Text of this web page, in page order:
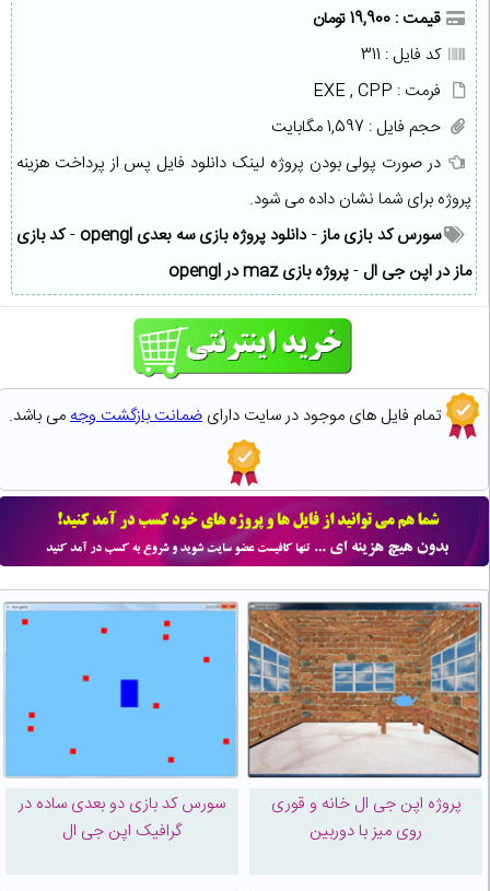
قیمت : 19,900 تومان
کد فایل : 311
فرمت : EXE , CPP
حجم فایل : 1,597 مگابایت
در صورت پولی بودن پروژه لینک دانلود فایل پس از پرداخت هزینه
پروژه برای شما نشان داده می شود.
سورس کد بازی ماز-دانلود پروژه بازی سه بعدی opengl -کد بازی
ماز در اپن جی ال-پروژه بازی maz در opengl
تمام فایل های موجود در سایت دارای ضمانت بازگشت وجهمی باشد.
پروژه اپن جی ال خانه و قوری
روی میز با دوربین
سورس کد بازی دو بعدی ساده در
گرافیک اپن جی ال